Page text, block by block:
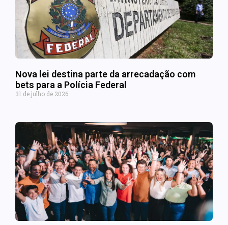
Nova lei destina parte da arrecadação com
bets para a Polícia Federal
31 de julho de 2026